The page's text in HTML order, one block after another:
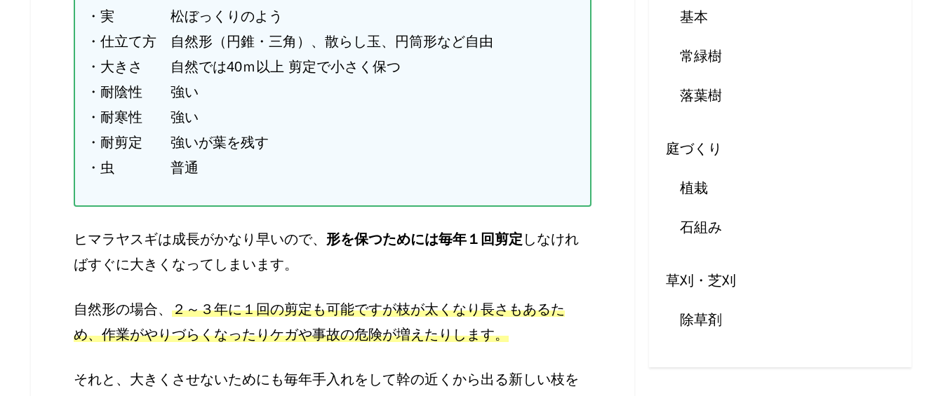
・実 松ぼっくりのよう
・仕立て方 自然形（円錐・三角）、散らし玉、円筒形など自由
・大きさ 自然では40ｍ以上 剪定で小さく保つ
・耐陰性 強い
・耐寒性 強い
・耐剪定 強いが葉を残す
・虫 普通
ヒマラヤスギは成長がかなり早いので、 形を保つためには毎年１回剪定 しなけれ
ばすぐに大きくなってしまいます。
自然形の場合、 ２～３年に１回の剪定も可能ですが枝が太くなり長さもあるた
め、作業がやりづらくなったりケガや事故の危険が増えたりします。
それと、大きくさせないためにも毎年手入れをして幹の近くから出る新しい枝を
基本
常緑樹
落葉樹
庭づくり
植栽
石組み
草刈・芝刈
除草剤